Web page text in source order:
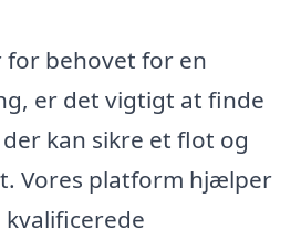
for behovet for en
er det vigtigt at finde
kan sikre et flot og
Vores platform hjælper